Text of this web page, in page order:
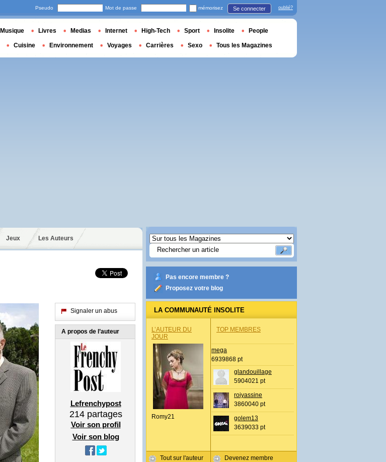
Jeux Les Auteurs
Signaler un abus
A propos de l’auteur
Lefrenchypost
214partages
Voir son profil
Voir son blog
Pas encore membre ?
Proposez votre blog
LA COMMUNAUTÉ INSOLITE
L’AUTEUR DU
JOUR
Romy21
Tout sur l'auteur
TOP MEMBRES
mega
6939868 pt
glandouillage
5904021 pt
roiyassine
3860040 pt
golem13
3639033 pt
Devenez membre
Pseudo Mot de passe mémorisez Se connecter oublié?
Musique Livres Medias Internet High-Tech Sport Insolite People
Cuisine Environnement Voyages Carrières Sexo Tous les Magazines